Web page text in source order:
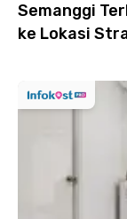
Semanggi
ke Lokasi